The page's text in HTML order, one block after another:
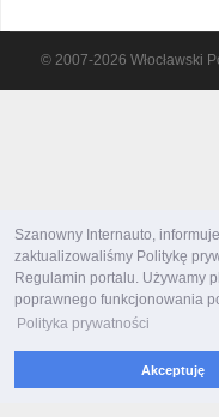
Szanowny Internauto,
zaktualizowaliśmy Politykę
Regulamin portalu. Używamy
poprawnego funkcjonowania
Polityka prywatności
Akceptuję
© 2007-2026 Włocławski